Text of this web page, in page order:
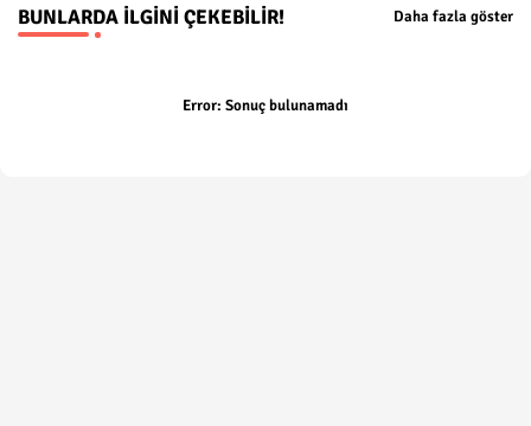
BUNLARDA İLGINI ÇEKEBILIR! Daha fazla göster
Error: Sonuç bulunamadı